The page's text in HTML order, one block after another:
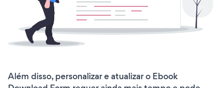
Além disso, personalizar e atualizar o Ebook